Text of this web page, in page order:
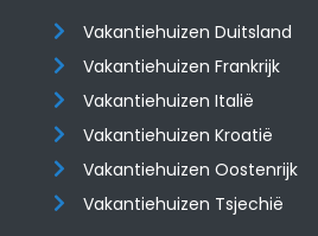
Vakantiehuizen Duitsland
Vakantiehuizen Frankrijk
Vakantiehuizen Italië
Vakantiehuizen Kroatië
​​​​​​​Vakantiehuizen Oostenrijk
Vakantiehuizen Tsjechië